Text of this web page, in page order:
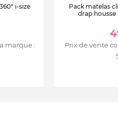
i-size
marque :
Pack matelas
drap housse
Prix de vente